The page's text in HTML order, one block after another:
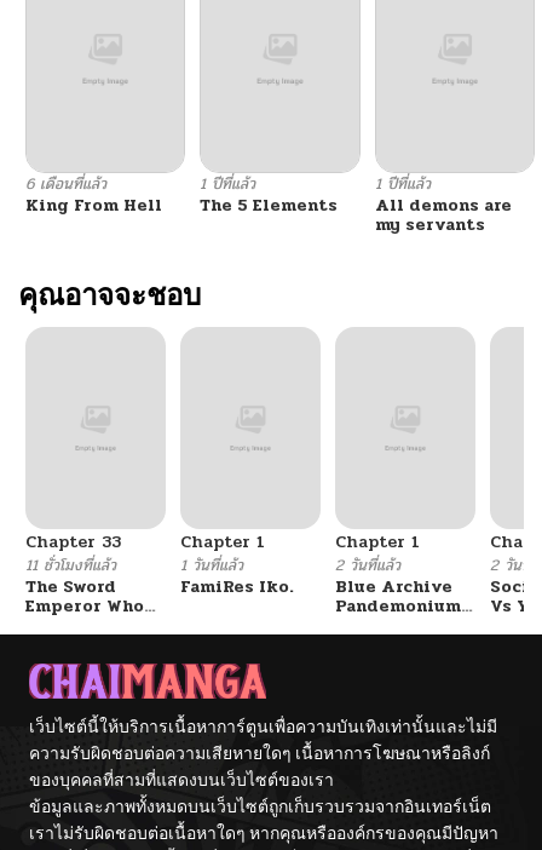
6 เดือนที่แล้ว
King From Hell
1 ปีที่แล้ว
The 5 Elements
1 ปีที่แล้ว
All demons are
my servants
คุณอาจจะชอบ
Chapter 33
11 ชั่วโมงที่แล้ว
The Sword
Emperor Who
จักรพรรดิเทพดาบ
ผงาดเหนือชาติภพ
Chapter 1
1 วันที่แล้ว
FamiRes Iko.
Chapter 1
2 วันที่แล้ว
Blue Archive
Pandemonium
2 วันที่แ
Vs
เว็บไซต์นี้ให้บริการเนื้อหาการ์ตูนเพื่อความบันเทิงเท่านั้นและไม่มี
ความรับผิดชอบต่อความเสียหายใดๆ เนื้อหาการโฆษณาหรือลิงก์
ของบุคคลที่สามที่แสดงบนเว็บไซต์ของเรา
ข้อมูลและภาพทั้งหมดบนเว็บไซต์ถูกเก็บรวบรวมจากอินเทอร์เน็ต
เราไม่รับผิดชอบต่อเนื้อหาใดๆ หากคุณหรือองค์กรของคุณมีปัญหา